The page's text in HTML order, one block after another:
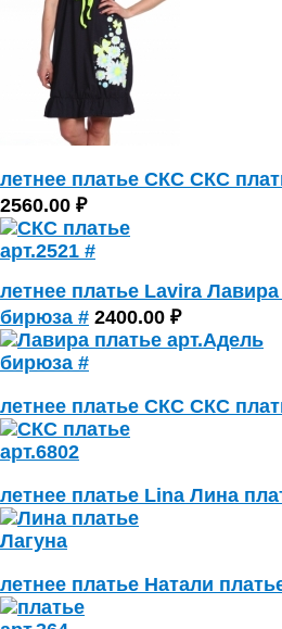
летнее платье СКС СКС
2560.00 ₽
летнее платье Lavira
бирюза # 2400.00 ₽
летнее платье СКС СКС
летнее платье Lina Лина
летнее платье Натали